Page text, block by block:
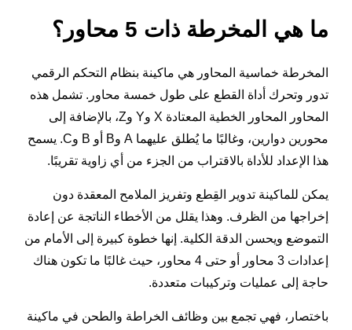
ما هي المخرطة ذات 5 محاور؟
المخرطة خماسية المحاور هي ماكينة بنظام التحكم الرقمي
تدور وتحرك أداة القطع على طول خمسة محاور. تشمل هذه
المحاور المحاور الخطية المعتادة X وY وZ، بالإضافة إلى
محورين دوارين، وغالبًا ما يُطلق عليهما A وB أو B وC. يسمح
هذا الإعداد للأداة بالاقتراب من الجزء من أي زاوية تقريبًا.
يمكن للماكينة تدوير القِطع وتفريز الملامح المعقدة دون
إخراجها من الظرف. وهذا يقلل من الأخطاء الناتجة عن إعادة
التموضع ويحسن الدقة الكلية. إنها خطوة كبيرة إلى الأمام من
إعدادات 3 محاور أو حتى 4 محاور، حيث غالبًا ما تكون هناك
حاجة إلى عمليات وتركيبات متعددة.
باختصار، فهي تجمع بين وظائف الخراطة والطحن في ماكينة